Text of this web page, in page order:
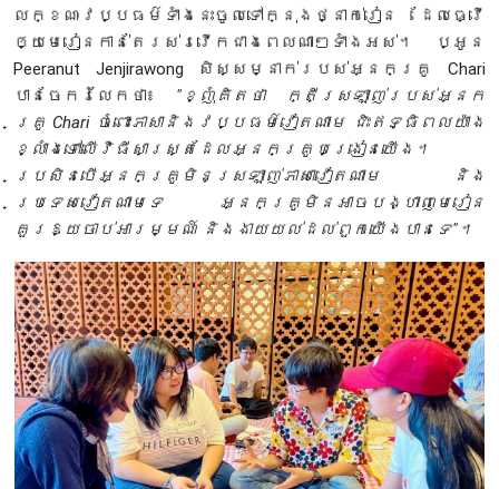
លក្ខណៈវប្បធម៌ទាំងនេះចូលទៅក្នុងថ្នាក់រៀន ដែលធ្វើ
ឲ្យមេរៀនកាន់តែរស់រវើកជាងពេលណាៗទាំងអស់។ ប្អូន
Peeranut Jenjirawong សិស្សម្នាក់របស់អ្នកគ្រូ Chari
បានចែករំលែកថា៖ "ខ្ញុំគិតថា ក្តីស្រឡាញ់របស់អ្នក
គ្រូ Chari ចំពោះភាសានិងវប្បធម៌វៀតណាម ជិះឥទ្ធិពលយ៉ាង
ខ្លាំងទៅលើវិធីសាស្ត្រដែលអ្នកគ្រូបង្រៀនយើង។
ប្រសិនបើអ្នកគ្រូមិនស្រឡាញ់ភាសាវៀតណាម និង
ប្រទេសវៀតណាមទេ អ្នកគ្រូមិនអាចបង្ហាញមេរៀន
គួរឱ្យចាប់អារម្មណ៍ និងងាយយល់ដល់ពួកយើងបានទេ"។